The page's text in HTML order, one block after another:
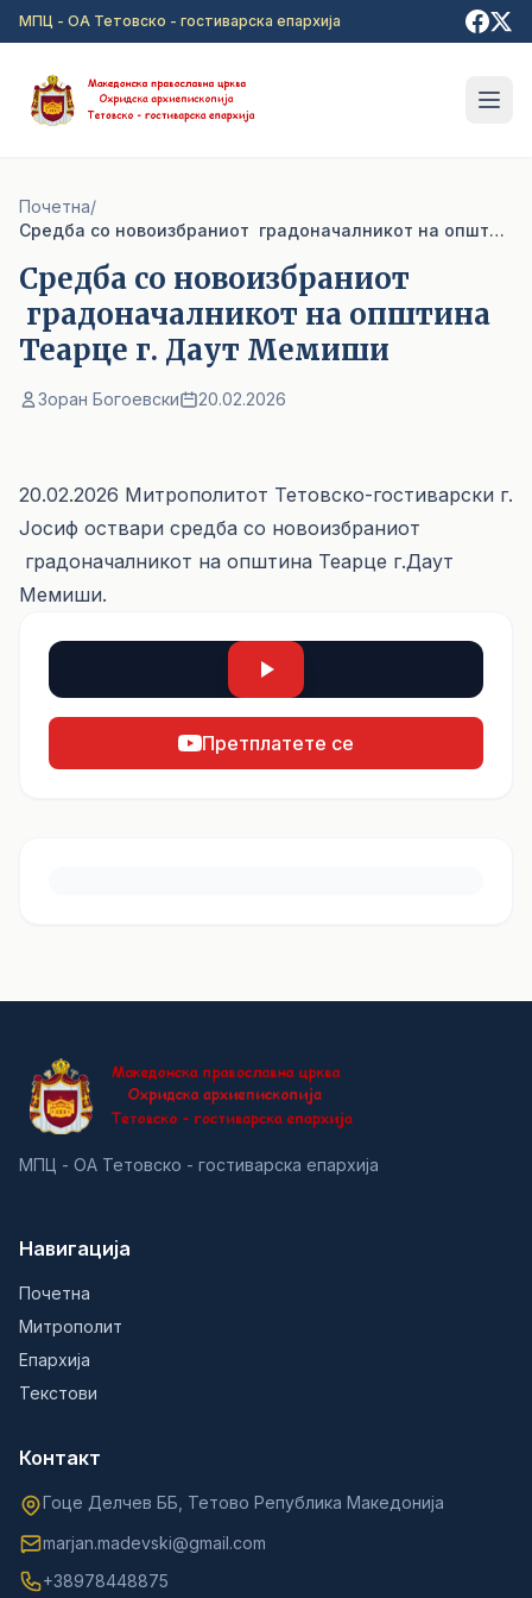
Прејди на главна содржина
МПЦ - ОА Тетовско - гостиварска епархија
Почетна/
Cредба со новоизбраниот градоначалникот на општина Теарце г. Даут Мемиши
Cредба со новоизбраниот
градоначалникот на општина
Теарце г. Даут Мемиши
Зоран Богоевски 20.02.2026
20.02.2026 Митрополитот Тетовско-гостиварски г.
Јосиф оствари средба со новоизбраниот
градоначалникот на општина Теарце г.Даут
Мемиши.
Претплатете се
МПЦ - ОА Тетовско - гостиварска епархија
Навигација
Почетна
Митрополит
Епархија
Текстови
Контакт
Гоце Делчев ББ, Тетово Република Македонија
marjan.madevski@gmail.com
+38978448875